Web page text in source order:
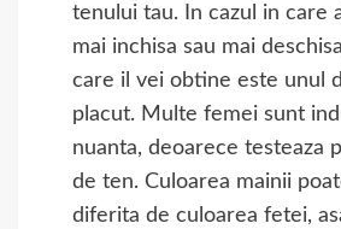
tenului tau. In cazul in care
mai inchisa sau mai
care il vei obtine este unul
placut. Multe femei sunt
nuanta, deoarece testeaza
de ten. Culoarea mainii
diferita de culoarea fetei,